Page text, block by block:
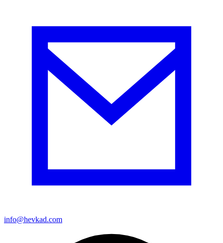
info@hevkad.com